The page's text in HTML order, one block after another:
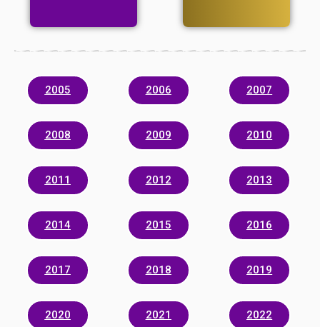
2005 2006 2007
2008 2009 2010
2011 2012 2013
2014 2015 2016
2017 2018 2019
2020 2021 2022